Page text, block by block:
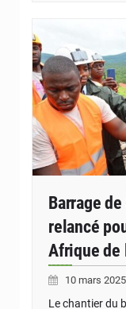
Barrage
relancé
Afrique de
10 mars 2025
Le chantier du